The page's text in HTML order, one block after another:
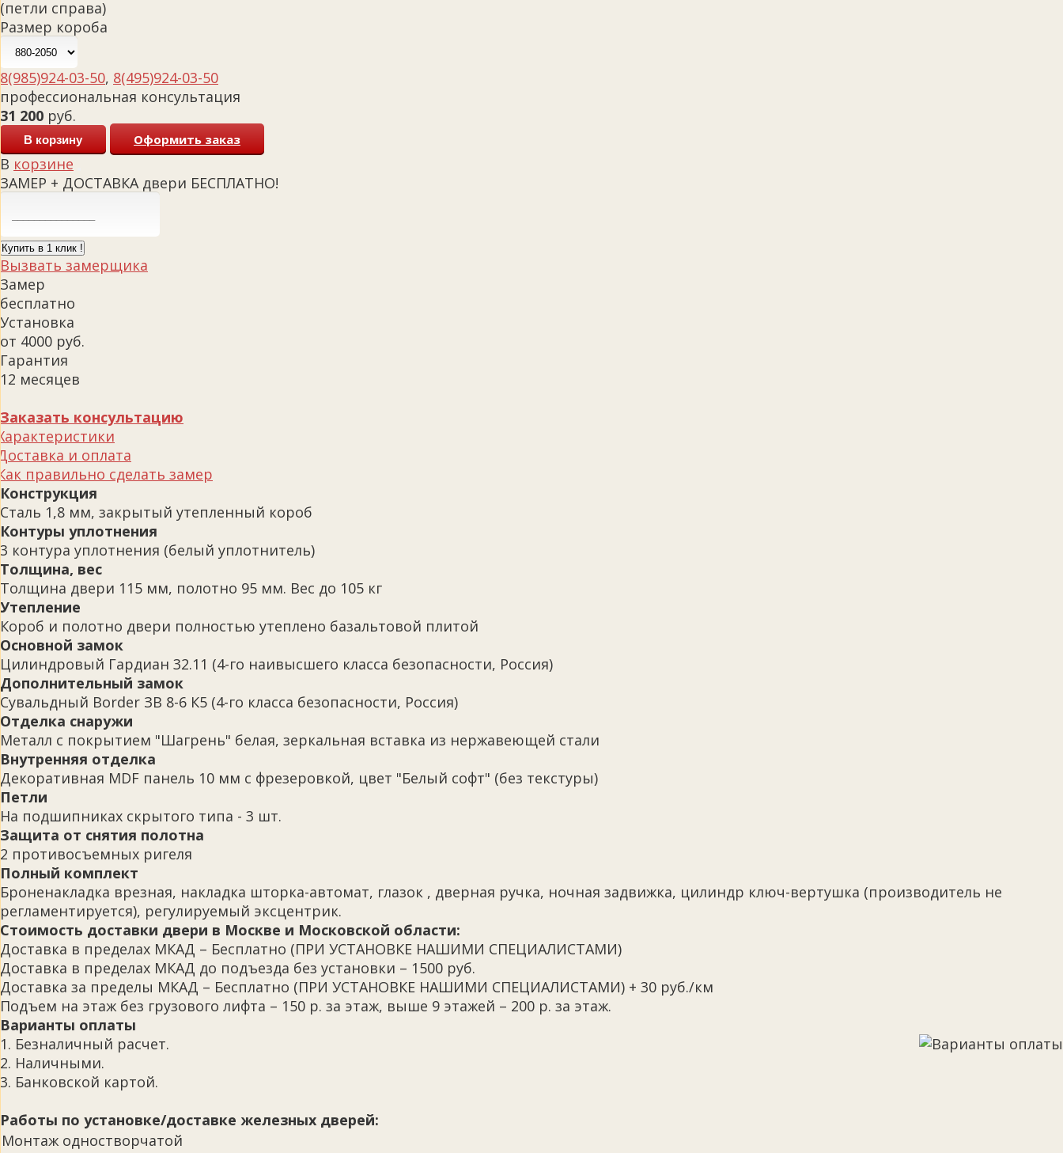
(петли справа)
Размер короба
8(985)924-03-50, 8(495)924-03-50
профессиональная консультация
31 200 руб.
В корзину Оформить заказ
В корзине
ЗАМЕР + ДОСТАВКА двери БЕСПЛАТНО!
Купить в 1 клик !
Вызвать замерщика
Замер
бесплатно
Установка
от 4000 руб.
Гарантия
12 месяцев
Заказать консультацию
и оплата
правильно сделать замер
Конструкция
Сталь 1,8 мм, закрытый утепленный короб
Контуры уплотнения
3 контура уплотнения (белый уплотнитель)
Толщина, вес
Толщина двери 115 мм, полотно 95 мм. Вес до 105 кг
Утепление
Короб и полотно двери полностью утеплено базальтовой плитой
Основной замок
Цилиндровый Гардиан 32.11 (4-го наивысшего класса безопасности, Россия)
Дополнительный замок
Сувальдный Border ЗВ 8-6 К5 (4-го класса безопасности, Россия)
Отделка снаружи
Металл с покрытием "Шагрень" белая, зеркальная вставка из нержавеющей стали
Внутренняя отделка
Декоративная MDF панель 10 мм с фрезеровкой, цвет "Белый софт" (без текстуры)
Петли
На подшипниках скрытого типа - 3 шт.
Защита от снятия полотна
2 противосъемных ригеля
Полный комплект
Броненакладка врезная, накладка шторка-автомат, глазок , дверная ручка, ночная задвижка, цилиндр ключ-вертушка (производитель не
регламентируется), регулируемый эксцентрик.
Стоимость доставки двери в Москве и Московской области:
Доставка в пределах МКАД – Бесплатно (ПРИ УСТАНОВКЕ НАШИМИ СПЕЦИАЛИСТАМИ)
Доставка в пределах МКАД до подъезда без установки – 1500 руб.
Доставка за пределы МКАД – Бесплатно (ПРИ УСТАНОВКЕ НАШИМИ СПЕЦИАЛИСТАМИ) + 30 руб./км
Подъем на этаж без грузового лифта – 150 р. за этаж, выше 9 этажей – 200 р. за этаж.
Варианты оплаты
1. Безналичный расчет.
2. Наличными.
3. Банковской картой.
Работы по установке/доставке железных дверей:
Монтаж одностворчатой